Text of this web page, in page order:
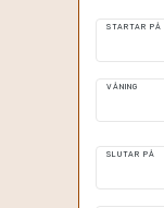
STARTAR PÅ
VÅNING
SLUTAR PÅ